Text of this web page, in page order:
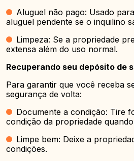
Aluguel não pago: Usado
aluguel pendente se o inquilino
Limpeza: Se a propriedade
extensa além do uso normal.
Recuperando seu depósito de
Para garantir que você receba
segurança de volta:
Documente a condição: Tire
condição da propriedade
Limpe bem: Deixe a
condições.